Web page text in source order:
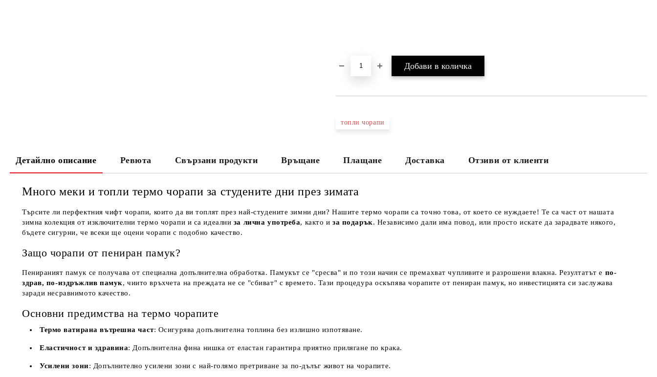
топли чорапи
Детайлно описание Ревюта Свързани продукти Връщане Плащане Доставка Отзиви от клиенти
Много меки и топли термо чорапи за студените дни през зимата
Търсите ли перфектния чифт чорапи, които да ви топлят през най-студените зимни дни? Нашите термо чорапи са точно това, от което се нуждаете! Те са част от нашата
зимна колекция от изключителни термо чорапи и са идеални за лична употреба, както иза подарък. Независимо дали има повод, или просто искате да зарадвате някого,
бъдете сигурни, че всеки ще оцени чорапи с подобно качество.
Защо чорапи от пениран памук?
Пенираният памук се получава от специална допълнителна обработка. Памукът се "сресва" и по този начин се премахват чупливите и разрошени влакна. Резултатът е по-
здрав, по-издръжлив памук, чиито връхчета на преждата не се "сбиват" с времето. Тази процедура оскъпява чорапите от пениран памук, но инвестицията си заслужава
заради несравнимото качество.
Основни предимства на термо чорапите
Термо ватирана вътрешна част: Осигурява допълнителна топлина без излишно изпотяване.
Еластичност и здравина: Допълнителна фина нишка от еластан гарантира приятно прилягане по крака.
Усилени зони: Допълнително усилени зони с най-голямо претриване за по-дълъг живот на чорапите.